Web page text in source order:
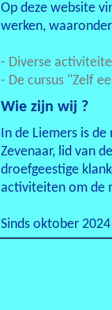
Op deze website
werken,
- Diverse
- De cursus "Zelf
Wie zijn wij ?
In de Liemers is
Zevenaar, lid van
droefgeestige
activiteiten om de
Sinds oktober
zal richten op de